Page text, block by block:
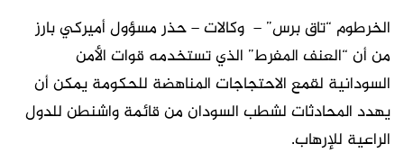
الخرطوم “تاق برس” – وكالات – حذر مسؤول أميركي بارز
من أن “العنف المفرط” الذي تستخدمه قوات الأمن
السودانية لقمع الاحتجاجات المناهضة للحكومة يمكن أن
يهدد المحادثات لشطب السودان من قائمة واشنطن للدول
الراعية للإرهاب.